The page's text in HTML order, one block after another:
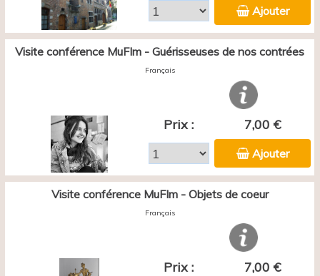
Ajouter
Visite conférence MuFIm - Guérisseuses de nos contrées
Français
Prix : 7,00 €
Ajouter
Visite conférence MuFIm - Objets de coeur
Français
Prix : 7,00 €